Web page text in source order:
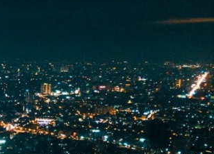
el Banco
tuvo como
la